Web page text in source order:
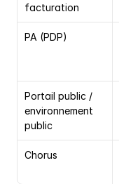
facturation
PA (PDP)
Portail public /
environnement
public
Chorus